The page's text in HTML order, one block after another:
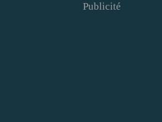
Publicité